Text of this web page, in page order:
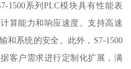
1500系列PLC模块具有性能表
算能力和响应速度。支持高速
和系统的安全。此外，S7-1500
客户需求进行定制化扩展，满